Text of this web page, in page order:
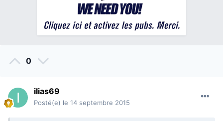
0
ilias69
Posté(e) le 14 septembre 2015